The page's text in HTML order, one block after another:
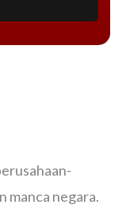
manca negara.